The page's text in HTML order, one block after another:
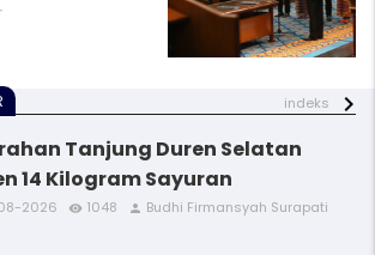
indeks
remove_red_eye person
Tanjung Duren Selatan
14 Kilogram Sayuran
2026 remove_red_eye 1048 person Budhi Firmansyah Surapati
remove_red_eye person
remove_red_eye person